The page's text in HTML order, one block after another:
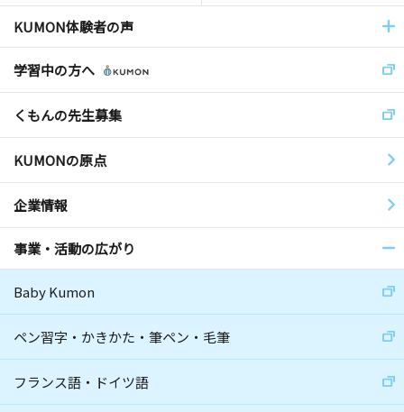
KUMON体験者の声
学習中の方へ
くもんの先生募集
KUMONの原点
企業情報
事業・活動の広がり
Baby Kumon
ペン習字・かきかた・筆ペン・毛筆
フランス語・ドイツ語